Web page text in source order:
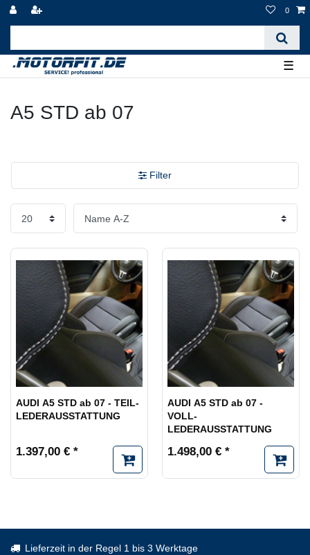
0
☰
A5 STD ab 07
Filter
AUDI A5 STD ab 07 - TEIL-
LEDERAUSSTATTUNG
1.397,00 € *
AUDI A5 STD ab 07 -
VOLL-
LEDERAUSSTATTUNG
1.498,00 € *
Lieferzeit in der Regel 1 bis 3 Werktage